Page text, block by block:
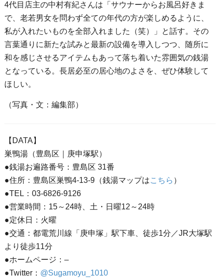
4代目店主の中村有紀さんは「サウナーからお風呂好きま
で、老若男女を問わず全ての年代の方が楽しめるように、
私が入れたいものを全部入れました（笑）」と話す。その
言葉通りに新たな試みと最新の設備を導入しつつ、随所に
和を感じさせるアイテムもあって落ち着いた雰囲気の銭湯
となっている。長居必至の居心地のよさを、ぜひ体験して
ほしい。
（写真・文：編集部）
【DATA】
巣鴨湯（豊島区｜庚申塚駅）
●銭湯お遍路番号：豊島区 31番
●住所：豊島区巣鴨4-13-9（銭湯マップはこちら ）
●TEL：03-6826-9126
●営業時間：15～24時、土・日曜12～24時
●定休日：火曜
●交通：都電荒川線「庚申塚」駅下車、徒歩1分／JR大塚駅
より徒歩11分
●ホームページ：–
●Twitter： @Sugamoyu_1010